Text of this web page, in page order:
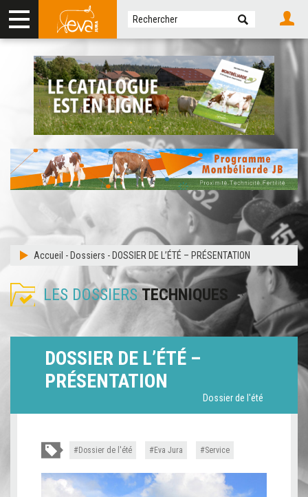
Accueil - Dossiers - DOSSIER DE L’ÉTÉ – PRÉSENTATION
LES DOSSIERS TECHNIQUES
DOSSIER DE L’ÉTÉ –
PRÉSENTATION
Dossier de l'été
Dossier de l'été Eva Jura Service